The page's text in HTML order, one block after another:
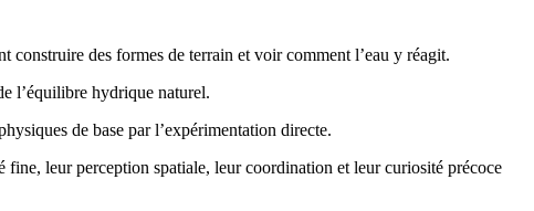
construire des formes de terrain et voir comment l’eau y réagit.
l’équilibre hydrique naturel.
de base par l’expérimentation directe.
leur perception spatiale, leur coordination et leur curiosité précoce